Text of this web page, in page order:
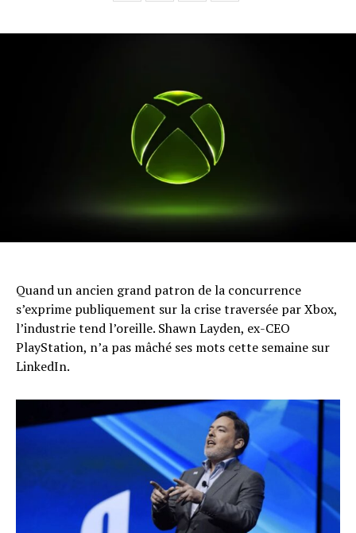
Quand un ancien grand patron de la concurrence
s’exprime publiquement sur la crise traversée par Xbox,
l’industrie tend l’oreille. Shawn Layden, ex-CEO
PlayStation, n’a pas mâché ses mots cette semaine sur
LinkedIn.